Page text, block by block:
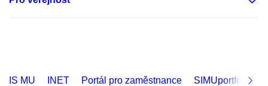
IS MU INET Portál pro zaměstnance SIMUportfolio